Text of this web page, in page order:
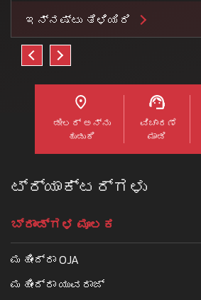
ಇನ್ನಷ್ಟು ತಿಳಿಯಿರಿ
ಡೀಲರ್ ಅನ್ನು
ಹುಡುಕಿ
ವಿಚಾರಣೆ
ಮಾಡಿ
ಟ್ರ್ಯಾಕ್ಟರ್ಗಳು
ಬ್ರಾಂಡ್ಗಳ ಮೂಲಕ
ಮಹೀಂದ್ರಾ OJA
ಮಹೀಂದ್ರಾ ಯುವರಾಜ್